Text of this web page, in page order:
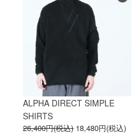
ALPHA DIRECT SIMPLE
SHIRTS
26,400円(税込) 18,480円(税込)